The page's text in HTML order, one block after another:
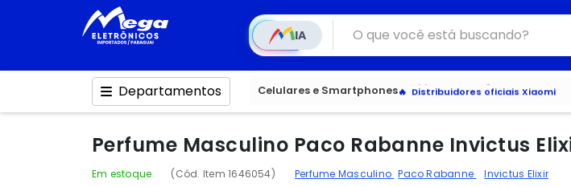
IA
Departamentos Celulares e Smartphones
Veja os Lançamentos
Distribuidores oficiais Xiaomi
Perfume Masculino Paco Rabanne Invictus
Em estoque (Cód. Item 1646054) Perfume Masculino Paco Rabanne Invictus Elixir